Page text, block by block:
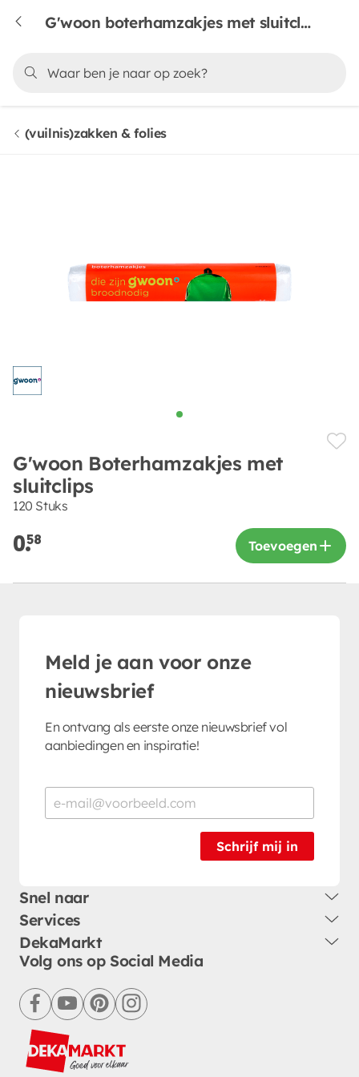
G'woon boterhamzakjes met sluitclips
(vuilnis)zakken & folies
G'woon Boterhamzakjes met
sluitclips
120 Stuks
0.58 Toevoegen
Meld je aan voor onze
nieuwsbrief
En ontvang als eerste onze nieuwsbrief vol
aanbiedingen en inspiratie!
Schrijf mij in
Snel naar
Services
DekaMarkt
Volg ons op Social Media
facebookyoutubepinterestinstagram